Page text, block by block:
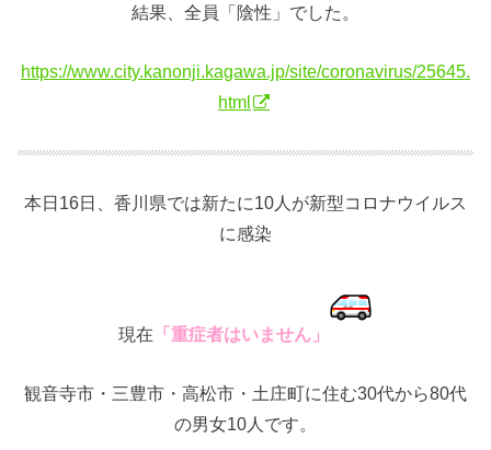
結果、全員「陰性」でした。
https://www.city.kanonji.kagawa.jp/site/coronavirus/25645.
html
本日16日、香川県では新たに10人が新型コロナウイルス
に感染
現在 「重症者はいません」
観音寺市・三豊市・高松市・土庄町に住む30代から80代
の男女10人です。